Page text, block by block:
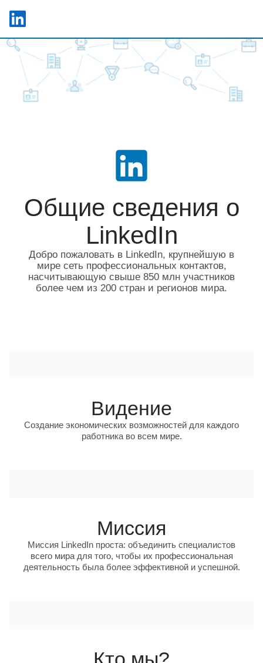
Skip to main content
LinkedIn Logo
Общие сведения o
LinkedIn
Добро пожаловать в LinkedIn, крупнейшую в
мире сеть профессиональных контактов,
насчитывающую свыше 850 млн участников
более чем из 200 стран и регионов мира.
Видение
Создание экономических возможностей для каждого
работника во всем мире.
Миссия
Миссия LinkedIn проста: объединить специалистов
всего мира для того, чтобы их профессиональная
деятельность была более эффективной и успешной.